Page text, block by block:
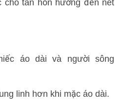
cho tân hồn hưởng đến nét
áo dài và người sông
linh hơn khi mặc áo dài.